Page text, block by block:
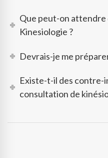
Que peut-on attendre
Kinesiologie ?
Devrais-je me
Existe-t-il des contre-
consultation de